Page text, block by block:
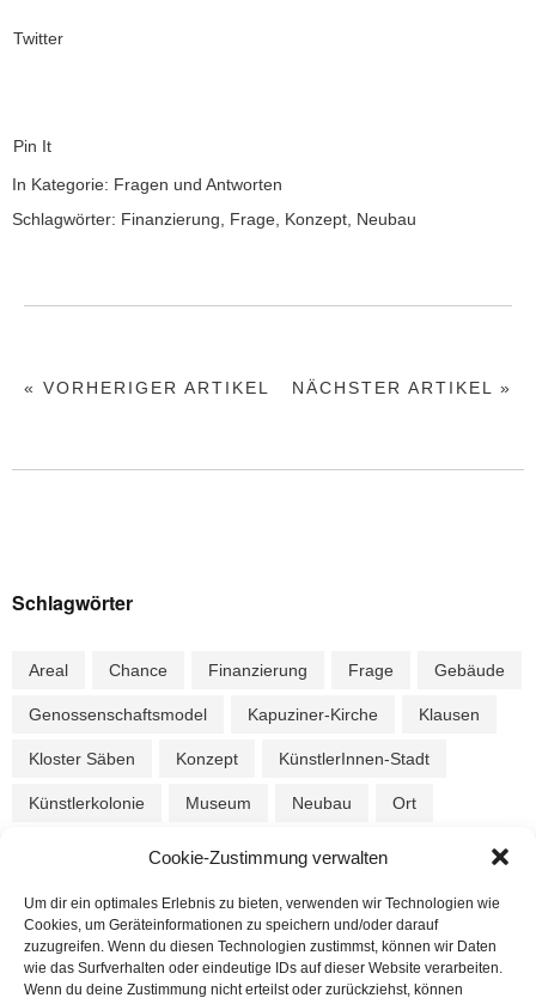
Cookie-Zustimmung verwalten
Um dir ein optimales Erlebnis zu bieten, verwenden wir Technologien wie
Cookies, um Geräteinformationen zu speichern und/oder darauf
zuzugreifen. Wenn du diesen Technologien zustimmst, können wir Daten
wie das Surfverhalten oder eindeutige IDs auf dieser Website verarbeiten.
Wenn du deine Zustimmung nicht erteilst oder zurückziehst, können
Twitter
Pin It
In Kategorie: Fragen und Antworten
Schlagwörter: Finanzierung Frage Konzept Neubau
NÄCHSTER ARTIKEL »
« VORHERIGER ARTIKEL
Schlagwörter
Areal Chance Finanzierung Frage Gebäude
Genossenschaftsmodel Kapuziner-Kirche Klausen
Kloster Säben Konzept KünstlerInnen-Stadt
Künstlerkolonie Museum Neubau Ort
Schindergries
zeitgemäß